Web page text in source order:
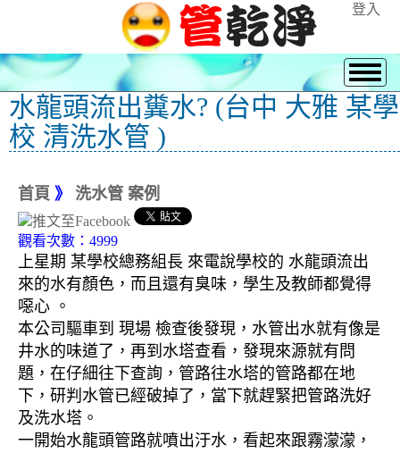
登入
水龍頭流出糞水? (台中 大雅 某學
校 清洗水管 )
首頁 》 洗水管 案例
觀看次數：4999
上星期 某學校總務組長 來電說學校的 水龍頭流出
來的水有顏色，而且還有臭味，學生及教師都覺得
噁心 。
本公司驅車到 現場 檢查後發現，水管出水就有像是
井水的味道了，再到水塔查看，發現來源就有問
題，在仔細往下查詢，管路往水塔的管路都在地
下，研判水管已經破掉了，當下就趕緊把管路洗好
及洗水塔。
一開始水龍頭管路就噴出汙水，看起來跟霧濛濛，